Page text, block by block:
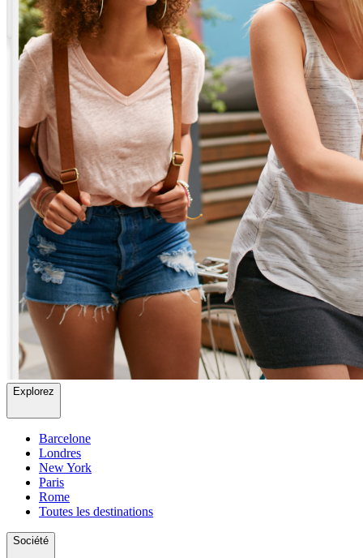
Explorez
Barcelone
Londres
New York
Paris
Rome
Toutes les destinations
Société